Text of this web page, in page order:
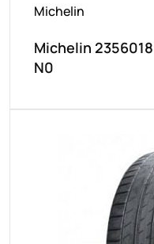
Michelin
Michelin
N0